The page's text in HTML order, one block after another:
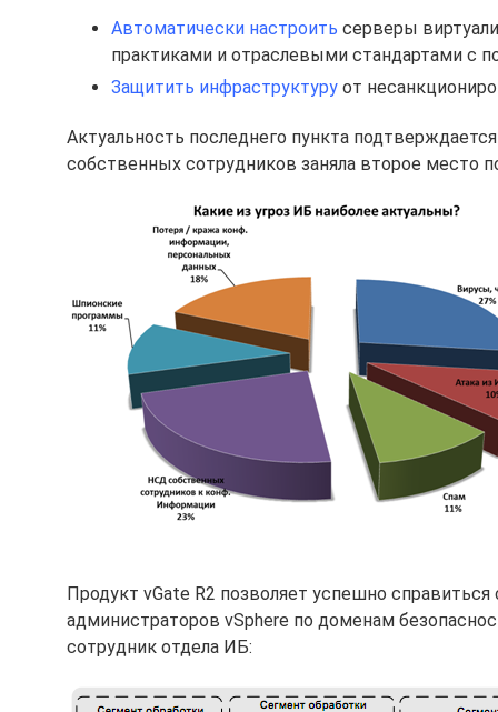
Автоматически настроить серверы
практиками и отраслевыми стандартами с
Защитить инфраструктуру от
Актуальность последнего пункта
собственных сотрудников заняла второе место
Продукт vGate R2 позволяет успешно
администраторов vSphere по доменам
сотрудник отдела ИБ: